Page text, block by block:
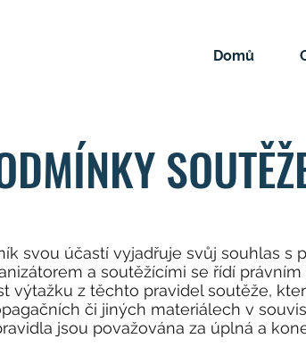
Domů
svou účastí vyjadřuje svůj souhlas s
a soutěžícími se řídí
výtažku z těchto pravidel soutěže,
či jiných materiálech v
jsou považována za úplná a